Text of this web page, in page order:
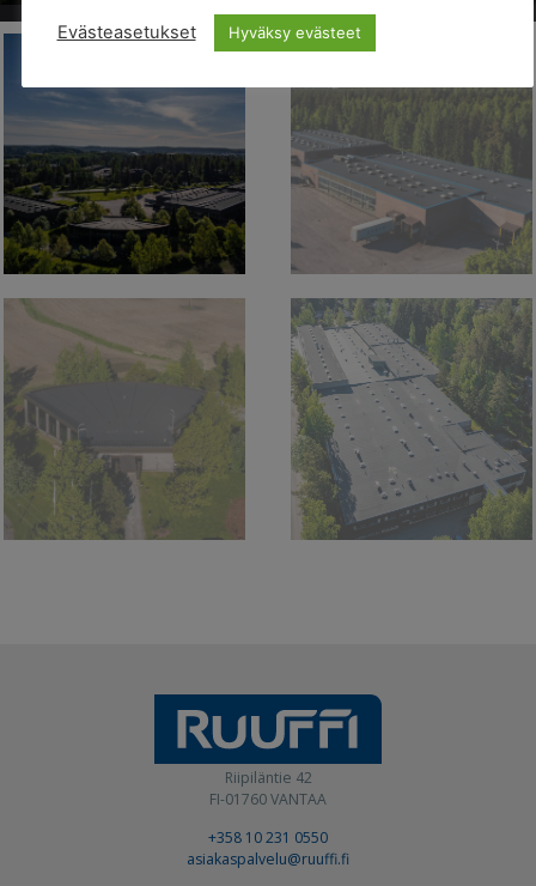
Riipiläntie 42
FI-01760 VANTAA
+358 10 231 0550
asiakaspalvelu@ruuffi.fi
Evästeasetukset Hyväksy evästeet